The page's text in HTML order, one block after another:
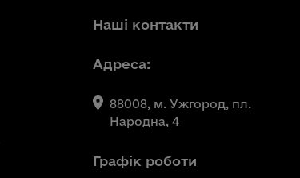
Наші контакти
Адреса:
88008, м. Ужгород, пл.
Народна, 4
Графік роботи